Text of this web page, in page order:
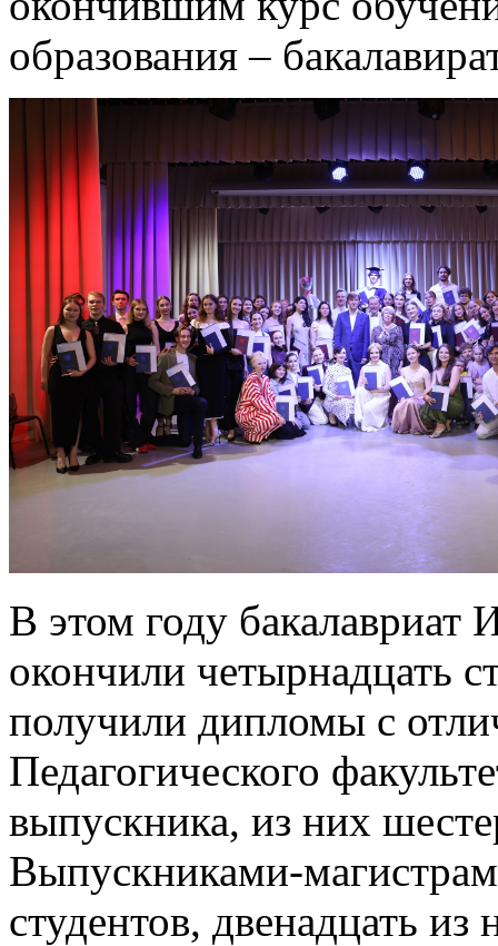
образования –
В этом году бакалавриат
окончили четырнадцать
получили дипломы с
Педагогического
выпускника, из них
Выпускниками-
студентов, двенадцать